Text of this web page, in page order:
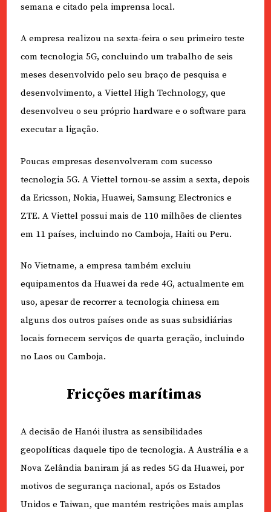
semana e citado pela imprensa local.
A empresa realizou na sexta-feira o seu primeiro teste
com tecnologia 5G, concluindo um trabalho de seis
meses desenvolvido pelo seu braço de pesquisa e
desenvolvimento, a Viettel High Technology, que
desenvolveu o seu próprio hardware e o software para
executar a ligação.
Poucas empresas desenvolveram com sucesso
tecnologia 5G. A Viettel tornou-se assim a sexta, depois
da Ericsson, Nokia, Huawei, Samsung Electronics e
ZTE. A Viettel possui mais de 110 milhões de clientes
em 11 países, incluindo no Camboja, Haiti ou Peru.
No Vietname, a empresa também excluiu
equipamentos da Huawei da rede 4G, actualmente em
uso, apesar de recorrer a tecnologia chinesa em
alguns dos outros países onde as suas subsidiárias
locais fornecem serviços de quarta geração, incluindo
no Laos ou Camboja.
Fricções marítimas
A decisão de Hanói ilustra as sensibilidades
geopolíticas daquele tipo de tecnologia. A Austrália e a
Nova Zelândia baniram já as redes 5G da Huawei, por
motivos de segurança nacional, após os Estados
Unidos e Taiwan, que mantém restrições mais amplas